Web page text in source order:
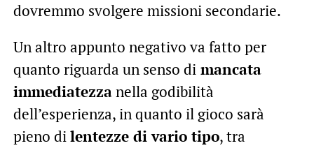
dovremmo svolgere missioni secondarie.
Un altro appunto negativo va fatto per
quanto riguarda un senso dimancata
immediatezzanella godibilità
dell’esperienza, in quanto il gioco sarà
pieno dilentezze di vario tipo, tra